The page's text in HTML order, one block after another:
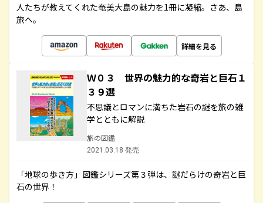
人たちが教えてくれた奄美大島の魅力を1冊に凝縮。さあ、島
旅へ。
詳細を見る
Ｗ０３ 世界の魅力的な奇岩と巨石１
３９選
不思議とロマンに満ちた岩石の謎を旅の雑
学とともに解説
旅の図鑑
2021.03.18 発売
「地球の歩き方」図鑑シリーズ第３弾は、謎だらけの奇岩と巨
石の世界！